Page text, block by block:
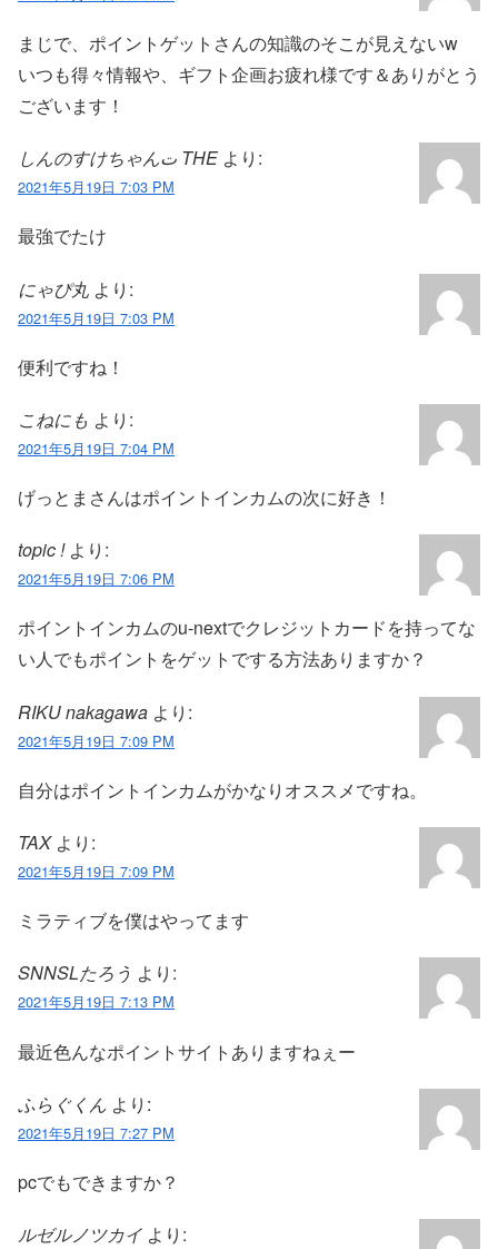
まじで、ポイントゲットさんの知識のそこが見えないw
いつも得々情報や、ギフト企画お疲れ様です＆ありがとう
ございます！
しんのすけちゃんت THE より:
2021年5月19日 7:03 PM
最強でたけ
にゃぴ丸 より:
2021年5月19日 7:03 PM
便利ですね！
こねにも より:
2021年5月19日 7:04 PM
げっとまさんはポイントインカムの次に好き！
topic ! より:
2021年5月19日 7:06 PM
ポイントインカムのu-nextでクレジットカードを持ってな
い人でもポイントをゲットでする方法ありますか？
RIKU nakagawa より:
2021年5月19日 7:09 PM
自分はポイントインカムがかなりオススメですね。
TAX より:
2021年5月19日 7:09 PM
ミラティブを僕はやってます
SNNSLたろう より:
2021年5月19日 7:13 PM
最近色んなポイントサイトありますねぇー
ふらぐくん より:
2021年5月19日 7:27 PM
pcでもできますか？
ルゼルノツカイ より: